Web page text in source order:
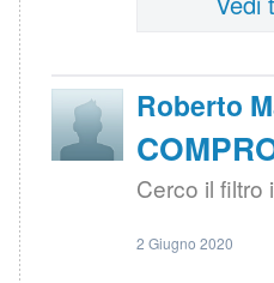
Roberto
Cerco il filtro
2 Giugno 2020